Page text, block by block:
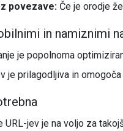
povezave: Če je orodje
in namiznimi
je popolnoma
je prilagodljiva in
URL-jev je na voljo za